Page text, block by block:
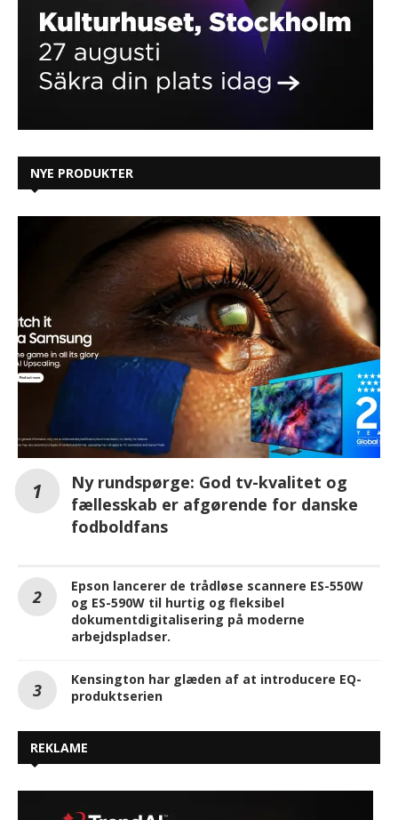
NYE PRODUKTER
Ny rundspørge: God tv-kvalitet og
fællesskab er afgørende for danske
fodboldfans
Epson lancerer de trådløse scannere ES-550W
og ES-590W til hurtig og fleksibel
dokumentdigitalisering på moderne
arbejdspladser.
Kensington har glæden af at introducere EQ-
produktserien
REKLAME